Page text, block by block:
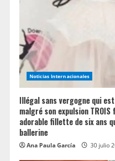
Noticias Internacionales
Illégal sans vergogne qui
malgré son expulsion
adorable fillette de six ans
ballerine
Ana Paula García 30 julio